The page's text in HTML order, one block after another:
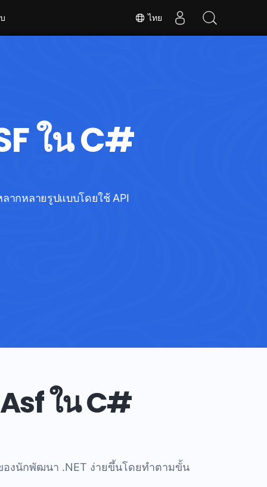
ไทย
ใน C#
ากหลายรูปแบบโดยใช้ API
ใน C#
องนักพัฒนา .NET ง่ายขึ้นโดยทำตามขั้น